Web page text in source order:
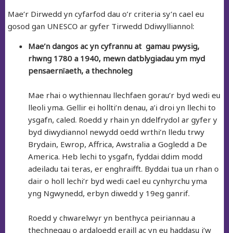
Mae’r Dirwedd yn cyfarfod dau o’r criteria sy’n cael eu
gosod gan UNESCO ar gyfer Tirwedd Ddiwylliannol:
Mae’n dangos ac yn cyfrannu at gamau pwysig,
rhwng 1780 a 1940, mewn datblygiadau ym myd
pensaernïaeth, a thechnoleg
Mae rhai o wythiennau llechfaen gorau’r byd wedi eu
lleoli yma. Gellir ei hollti’n denau, a’i droi yn llechi to
ysgafn, caled. Roedd y rhain yn ddelfrydol ar gyfer y
byd diwydiannol newydd oedd wrthi’n lledu trwy
Brydain, Ewrop, Affrica, Awstralia a Gogledd a De
America. Heb lechi to ysgafn, fyddai ddim modd
adeiladu tai teras, er enghraifft. Byddai tua un rhan o
dair o holl lechi’r byd wedi cael eu cynhyrchu yma
yng Ngwynedd, erbyn diwedd y 19eg ganrif.
Roedd y chwarelwyr yn benthyca peiriannau a
thechnegau o ardaloedd eraill ac yn eu haddasu i’w